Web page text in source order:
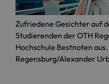
Zufriedene Gesichter auf
Studierenden der OTH
Hochschule Bestnoten
Regensburg/Alexander